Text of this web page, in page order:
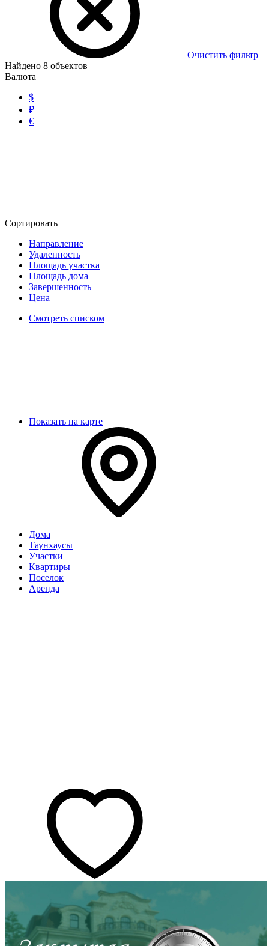
Очистить фильтр
Найдено 8 объектов
Валюта
$
₽
€
Сортировать
Направление
Удаленность
Площадь участка
Площадь дома
Завершенность
Цена
Смотреть списком
Показать на карте
Дома
Таунхаусы
Участки
Квартиры
Поселок
Аренда